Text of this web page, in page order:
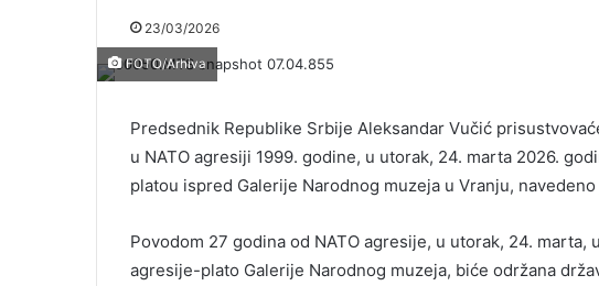
23/03/2026
FOTO/Arhiva
Predsednik Republike Srbije Aleksandar Vučić
u NATO agresiji 1999. godine, u utorak, 24. marta 2026.
platou ispred Galerije Narodnog muzeja u Vranju,
Povodom 27 godina od NATO agresije, u utorak, 24. marta,
agresije-plato Galerije Narodnog muzeja, biće održana